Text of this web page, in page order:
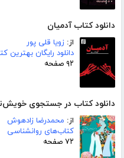
دانلود کتاب آدمیان
از: زویا قلی پور
دانلود رایگان بهترین
۹۲ صفحه
دانلود کتاب در جستجوی
از: محمدرضا زادهوش
کتاب‌های روانشناسی
۷۲ صفحه